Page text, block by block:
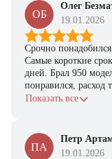
ОБ
Олег
19.01.2026
Срочно
Самые короткие
дней. Брал 950
понравился, расход
с задачами
Показать все
ПА
Петр
19.01.2026